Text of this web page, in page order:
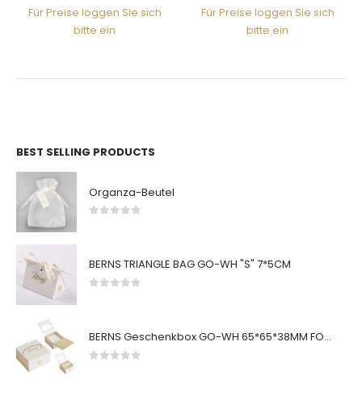
Für Preise loggen Sie sich
bitte ein
Für Preise loggen Sie sich
bitte ein
BEST SELLING PRODUCTS
Organza-Beutel
BERNS TRIANGLE BAG GO-WH "S" 7*5CM
BERNS Geschenkbox GO-WH 65*65*38MM FOR SMALL SETS